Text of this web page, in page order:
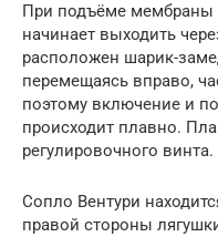
При подъёме мембраны
начинает выходить
расположен шарик-
перемещаясь вправо,
поэтому включение и
происходит плавно.
регулировочного винта.
Сопло Вентури
правой стороны